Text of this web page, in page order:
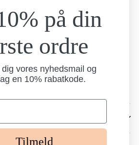
- torsdag
9.00-15.00
9.00-13.00
Nordlundvej 1
7330 Brande
CVR: 13238006
på din
ordre
vores nyhedsmail og
en 10% rabatkode.
Tilmeld